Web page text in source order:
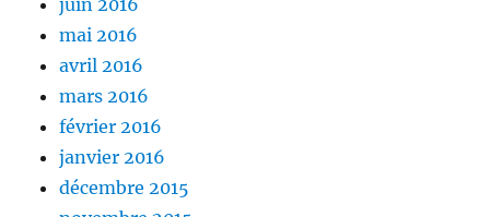
mai 2016
avril 2016
mars 2016
février 2016
janvier 2016
décembre 2015